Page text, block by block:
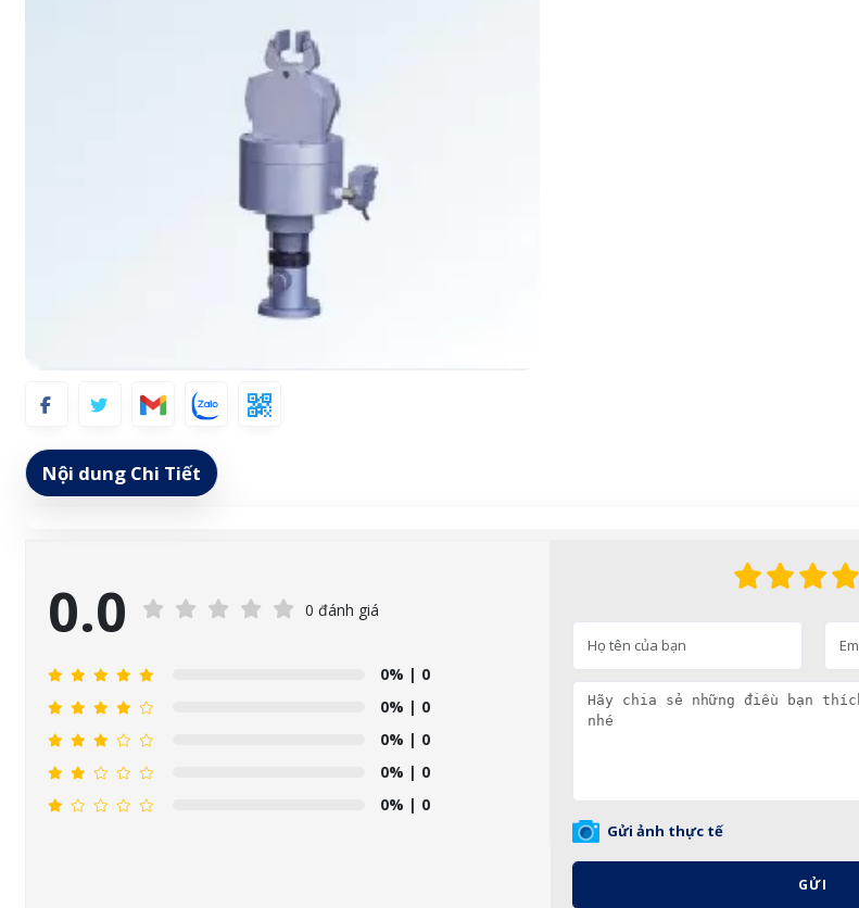
Nội dung Chi Tiết
0.0 0 đánh giá
0% | 0
0% | 0
0% | 0
0% | 0
0% | 0
Gửi ảnh thực tế
GỬI